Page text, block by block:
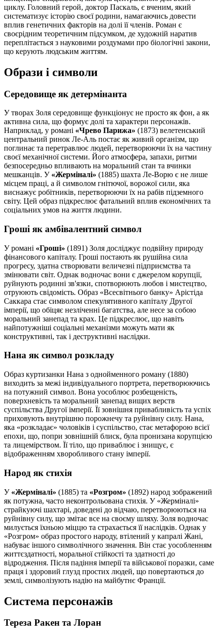
циклу. Головний герой, доктор Паскаль, є вченим, який
систематизує історію своєї родини, намагаючись довести
вплив генетичних факторів на долі її членів. Роман є
своєрідним теоретичним підсумком, де художній наратив
переплітається з науковими роздумами про біологічні закони,
що керують людським життям.
Образи і символи
Середовище як детермінанта
У творах Золя середовище функціонує не просто як фон, а як
активна сила, що формує долі та характери персонажів.
Наприклад, у романі «Чрево Парижа» (1873) велетенський
центральний ринок Ле-Аль постає як живий організм, що
поглинає та перетравлює людей, перетворюючи їх на частину
своєї механічної системи. Його атмосфера, запахи, ритми
безпосередньо впливають на моральний стан та вчинки
мешканців. У «Жерміналі» (1885) шахта Ле-Ворю є не лише
місцем праці, а й символом гнітючої, ворожої сили, яка
виснажує робітників, перетворюючи їх на рабів підземного
світу. Цей образ підкреслює фатальний вплив економічних та
соціальних умов на життя людини.
Гроші як амбівалентний символ
У романі «Гроші» (1891) Золя досліджує подвійну природу
фінансового капіталу. Гроші постають як рушійна сила
прогресу, здатна створювати величезні підприємства та
змінювати світ. Однак водночас вони є джерелом корупції,
руйнують родинні зв'язки, спотворюють любов і мистецтво,
отруюють свідомість. Образ «Всесвітнього банку» Арістіда
Саккара стає символом спекулятивного капіталу Другої
імперії, що обіцяє незліченні багатства, але несе за собою
моральний занепад та крах. Це підкреслює, що навіть
найпотужніші соціальні механізми можуть мати як
конструктивні, так і деструктивні наслідки.
Нана як символ розкладу
Образ куртизанки Нана з однойменного роману (1880)
виходить за межі індивідуального портрета, перетворюючись
на потужний символ. Вона уособлює розбещеність,
поверхневість та моральний занепад вищих верств
суспільства Другої імперії. Її зовнішня привабливість та успіх
приховують внутрішню порожнечу та руйнівну силу. Нана,
яка «розкладає» чоловіків і суспільство, стає метафорою всієї
епохи, що, попри зовнішній блиск, була пронизана корупцією
та лицемірством. Її тіло, що приваблює і знищує, є
відображенням хворобливого стану імперії.
Народ як стихія
У «Жерміналі» (1885) та «Розгром» (1892) народ зображений
як потужна, часто неконтрольована стихія. У «Жерміналі»
страйкуючі шахтарі, доведені до відчаю, перетворюються на
руйнівну силу, що змітає все на своєму шляху. Золя водночас
милується їхньою міццю та страхається її наслідків. Однак у
«Розгром» образ простого народу, втілений у капралі Жані,
набуває іншого символічного значення. Він стає уособленням
життєздатності, моральної стійкості та здатності до
відродження. Після падіння імперії та військової поразки, саме
праця і здоровий глузд простих людей, що повертаються до
землі, символізують надію на майбутнє Франції.
Система персонажів
Тереза Ракен та Лоран